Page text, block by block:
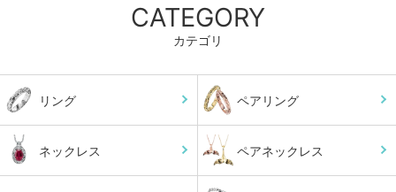
CATEGORY
カテゴリ
リング ペアリング
ネックレス ペアネックレス